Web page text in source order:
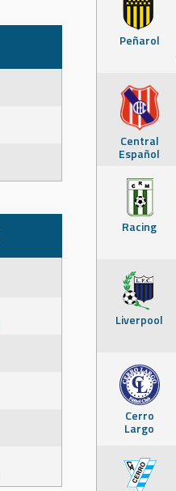
Peñarol
Central
Español
Racing
Liverpool
Cerro
Largo